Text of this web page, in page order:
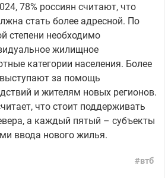
78% россиян считают, что
стать более адресной. По
степени необходимо
жилищное
категории населения. Более
за помощь
и жителям новых регионов.
что стоит поддерживать
а каждый пятый – субъекты
ввода нового жилья.
втб